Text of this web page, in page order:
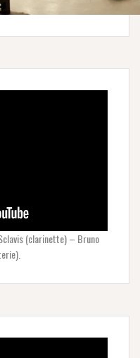
(clarinette) – Bruno